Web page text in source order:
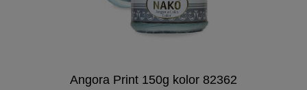
Angora Print 150g kolor 82362